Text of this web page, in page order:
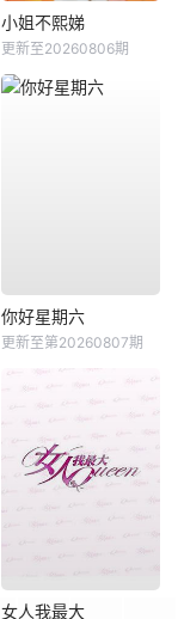
小姐不熙娣
更新至20260806期
你好星期六
更新至第20260807期
女人我最大